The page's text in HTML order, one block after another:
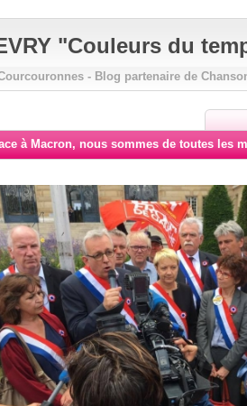
"Couleurs du
- Blog partenaire de
à Macron, nous sommes de toutes les